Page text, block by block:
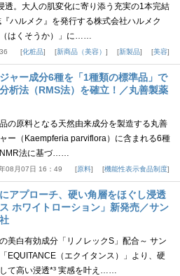
透。大人の肌変化に寄り添う充実の1本完結
ハルメク』を発行する株式会社ハルメク
はくそうか）」に……
化粧品 新商品（美容） 新製品 美容
ャー成分6種を「1種類の標準品」で
析法（RMS法）を確立！／丸善製薬
の原料となる天然由来成分を製造する丸善
ー（Kaempferia parviflora）に含まれる6種
NMR法に基づ……
08月07日 16：49 原料 機能性表示食品制度
アプローチ、硬い角層をほぐし浸透
ス ホワイトローション」新発売／サン
美白有効成分「リノレックS」配合～ サン
EQUITANCE（エクイタンス）」より、硬
て高い浸透*³ 実感を叶え……